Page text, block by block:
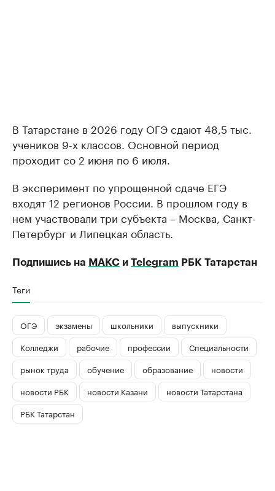
В Татарстане в 2026 году ОГЭ сдают 48,5 тыс.
учеников 9-х классов. Основной период
проходит со 2 июня по 6 июля.
В эксперимент по упрощенной сдаче ЕГЭ
входят 12 регионов России. В прошлом году в
нем участвовали три субъекта – Москва, Санкт-
Петербург и Липецкая область.
Подпишись на МАКС и Telegram РБК Татарстан
Теги
ОГЭ экзамены школьники
выпускники
Колледжи
рабочие профессии
Специальности
рынок труда
обучение образование
новости
новости РБК
новости Казани
новости Татарстана
РБК Татарстан